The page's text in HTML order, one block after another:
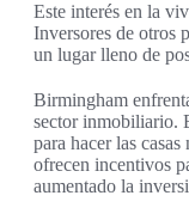
Este interés en la
Inversores de otros
un lugar lleno de
Birmingham
sector inmobiliario.
para hacer las
ofrecen incentivos
aumentado la